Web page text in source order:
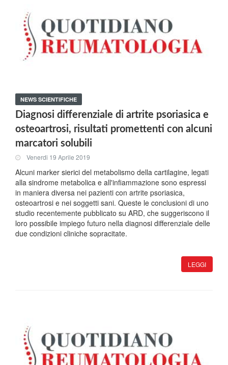
NEWS SCIENTIFICHE
Diagnosi differenziale di artrite psoriasica e
osteoartrosi, risultati promettenti con alcuni
marcatori solubili
Venerdi 19 Aprile 2019
Alcuni marker sierici del metabolismo della cartilagine, legati
alla sindrome metabolica e all'infiammazione sono espressi
in maniera diversa nei pazienti con artrite psoriasica,
osteoartrosi e nei soggetti sani. Queste le conclusioni di uno
studio recentemente pubblicato su ARD, che suggeriscono il
loro possibile impiego futuro nella diagnosi differenziale delle
due condizioni cliniche sopracitate.
LEGGI